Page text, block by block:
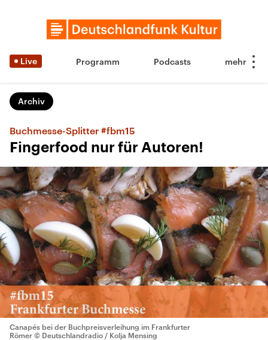
Live Programm Podcasts
Archiv
Buchmesse-Splitter #fbm15
Fingerfood nur für Autoren!
Canapés bei der Buchpreisverleihung im Frankfurter
Römer © Deutschlandradio / Kolja Mensing